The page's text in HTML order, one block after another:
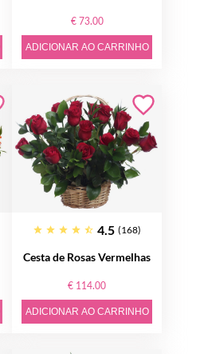
€ 73.00
ADICIONAR AO CARRINHO
4.5 (168)
Cesta de Rosas Vermelhas
€ 114.00
ADICIONAR AO CARRINHO